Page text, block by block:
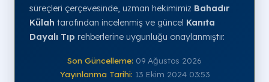
süreçleri çerçevesinde, uzman hekimimiz Bahadır
Külah tarafından incelenmiş ve güncel Kanıta
Dayalı Tıp rehberlerine uygunluğu onaylanmıştır.
Son Güncelleme: 09 Ağustos 2026
Yayınlanma Tarihi: 13 Ekim 2024 03:53